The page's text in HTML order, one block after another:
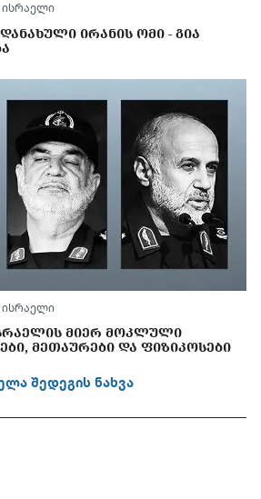
ისრაელი
ᲘᲠᲐᲜᲘᲡ ᲝᲛᲘ - ᲒᲘᲐ
ისრაელი
ᲛᲘᲔᲠ ᲛᲝᲙᲚᲣᲚᲘ
ᲛᲔᲗᲐᲣᲠᲔᲑᲘ ᲓᲐ ᲤᲘᲖᲘᲙᲝᲡᲔᲑᲘ
შედეგის ნახვა